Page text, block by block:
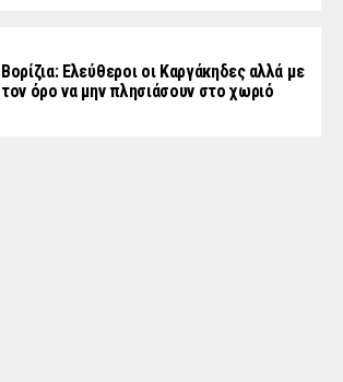
Βορίζια: Ελεύθεροι οι Καργάκηδες αλλά με
τον όρο να μην πλησιάσουν στο χωριό